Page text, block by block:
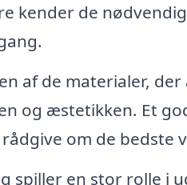
kender de
af de materialer,
og æstetikken. Et
om de bedste
spiller en stor rolle i